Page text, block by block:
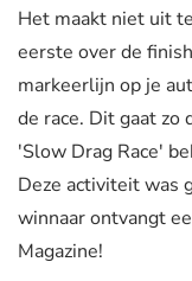
Het maakt niet uit
eerste over de
markeerlijn op je
de race. Dit gaat zo
'Slow Drag Race'
Deze activiteit was
winnaar ontvangt
Magazine!